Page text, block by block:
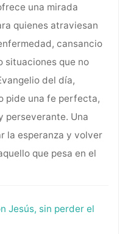
una mirada
quienes atraviesan
cansancio
situaciones que no
del día,
pide una fe perfecta,
perseverante. Una
la esperanza y volver
que pesa en el
Jesús, sin perder el